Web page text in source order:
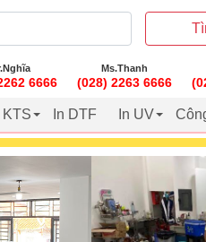
6666
Ms.Thanh
(028) 2263 6666
KTS In DTF In UV